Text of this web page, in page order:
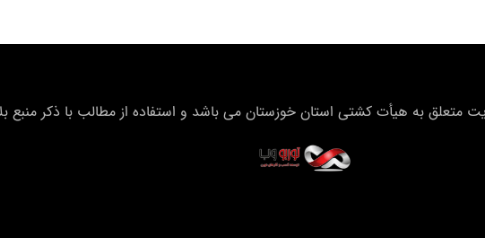
متعلق به هیأت كشتی استان خوزستان می باشد و استفاده از مطالب با ذکر منبع